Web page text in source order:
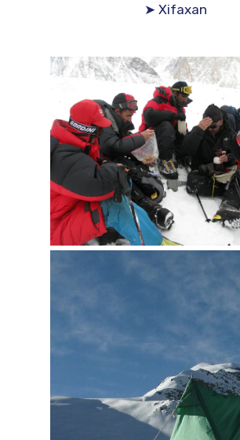
➤ Xifaxan
Zgoda na pliki cookie
Cookies to małe pliki danych, które
przechowywane na Twoim
przeglądania stron internetowych.
poprawy działania serwisu,
Dostosuj